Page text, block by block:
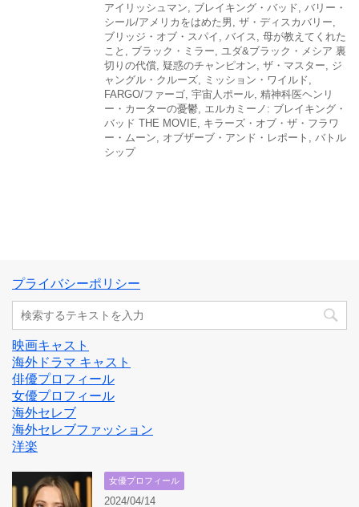
アイリッシュマン
ブレイキング・バッド
バリー・
シール/アメリカをはめた男
ザ・ディスカバリー
ブリッジ・オブ・スパイ
バイス
母が教えてくれた
こと
ブラック・ミラー
ユダ&ブラック・メシア 裏
切りの代償 疑惑のチャンピオン ザ・マスター
ジ
ャングル・クルーズ
ミッション・ワイルド
FARGO/ファーゴ 宇宙人ポール 精神科医ヘンリ
ー・カーターの憂鬱
エルカミーノ: ブレイキング・
バッド THE MOVIE
キラーズ・オブ・ザ・フラワ
ー・ムーン
オブザーブ・アンド・レポート
バトル
シップ
プライバシーポリシー
映画キャスト
海外ドラマ キャスト
俳優プロフィール
女優プロフィール
海外セレブ
海外セレブファッション
洋楽
女優プロフィール
2024/04/14